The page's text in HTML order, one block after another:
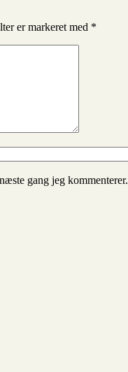
er markeret med *
gang jeg kommenterer.